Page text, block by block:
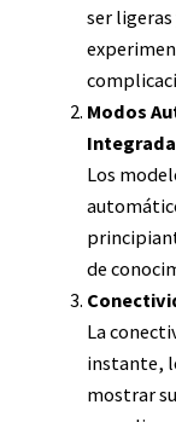
ser
Modos
Los
de
La
instante,
mostrar